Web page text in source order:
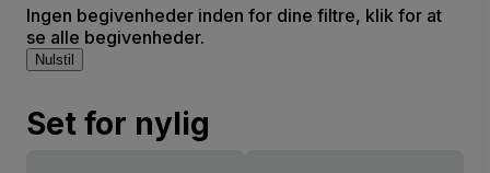
Ingen begivenheder inden for dine filtre, klik for at
se alle begivenheder.
Nulstil
Set for nylig